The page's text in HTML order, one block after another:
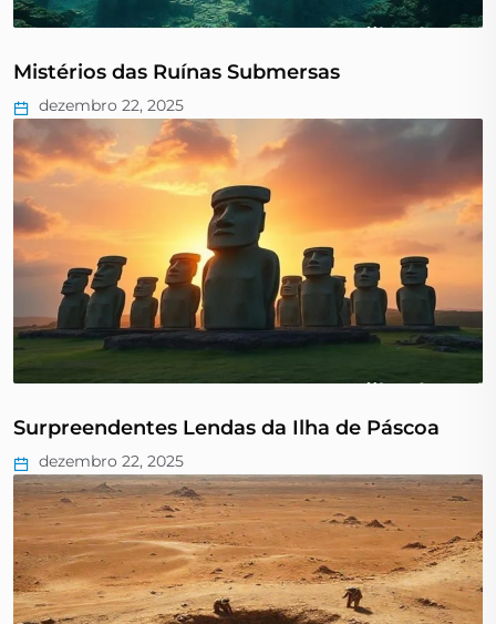
Mistérios das Ruínas Submersas
dezembro 22, 2025
Surpreendentes Lendas da Ilha de Páscoa
dezembro 22, 2025